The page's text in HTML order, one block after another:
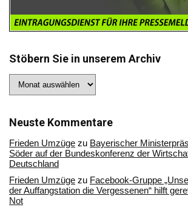
Stöbern Sie in unserem Archiv
Sie
Archiv
Neuste Kommentare
Frieden Umzüge zu Bayerischer
Söder auf der Bundeskonferenz der
Deutschland
Frieden Umzüge zu Facebook-Gruppe
der Auffangstation die Vergessenen“ hilft
Not